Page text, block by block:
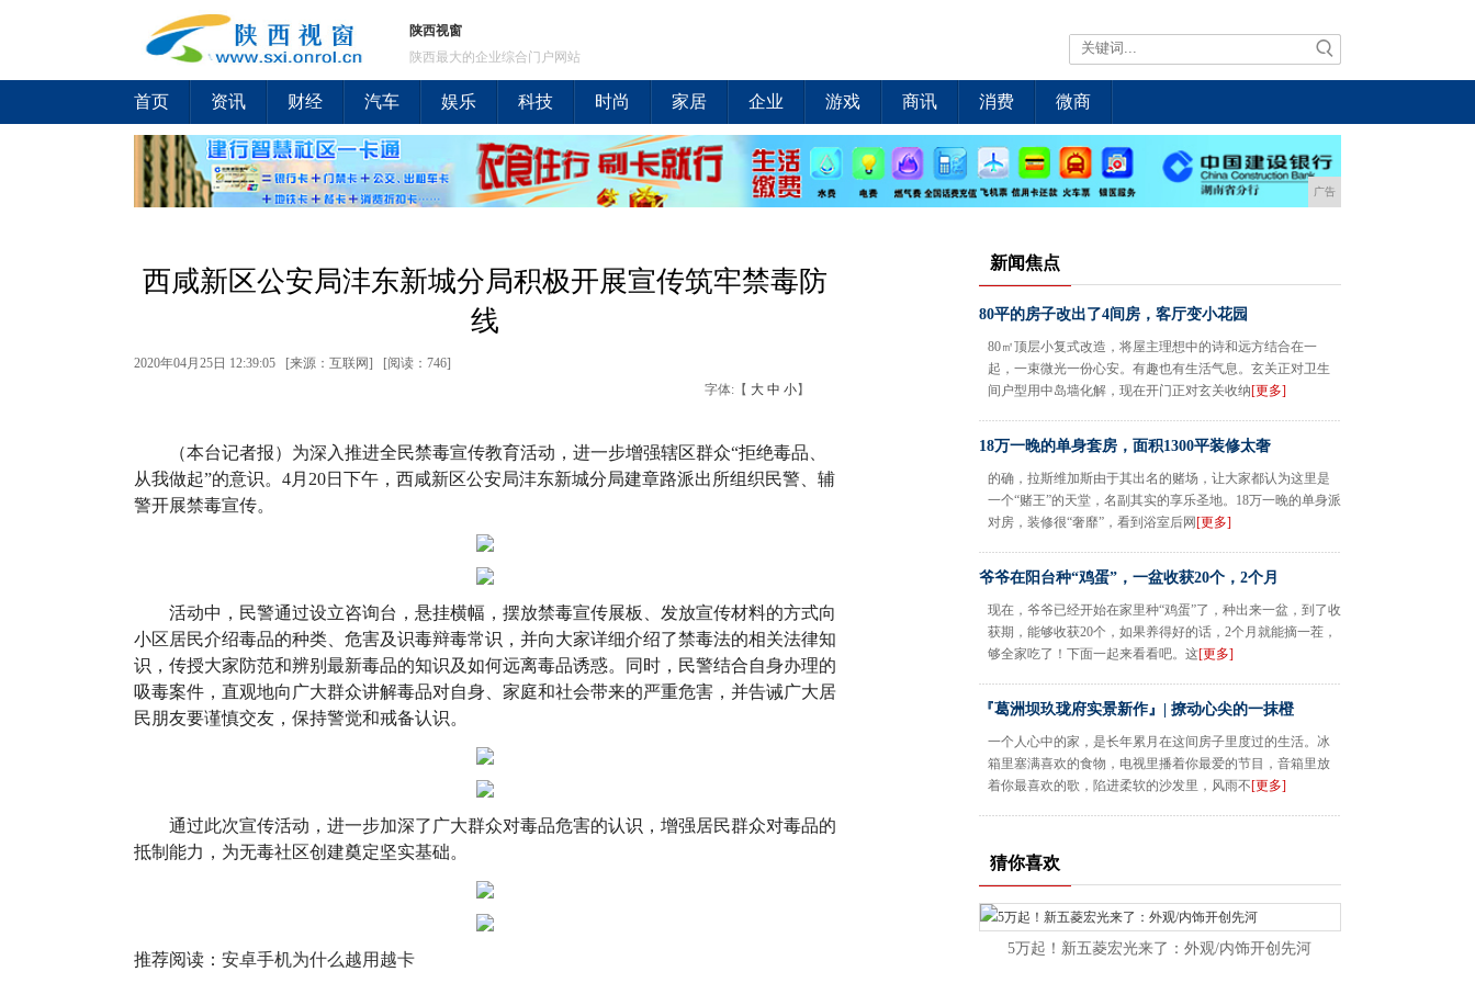
陕西视窗
陕西最大的企业综合门户网站
首页 资讯 财经 汽车 娱乐 科技 时尚 家居 企业 游戏 商讯 消费 微商
广告
西咸新区公安局沣东新城分局积极开展宣传筑牢禁毒防
线
2020年04月25日 12:39:05 [来源：互联网] [阅读：746]
字体:【 大 中 小】
（本台记者报）为深入推进全民禁毒宣传教育活动，进一步增强辖区群众“拒绝毒品、
从我做起”的意识。4月20日下午，西咸新区公安局沣东新城分局建章路派出所组织民警、辅
警开展禁毒宣传。
活动中，民警通过设立咨询台，悬挂横幅，摆放禁毒宣传展板、发放宣传材料的方式向
小区居民介绍毒品的种类、危害及识毒辩毒常识，并向大家详细介绍了禁毒法的相关法律知
识，传授大家防范和辨别最新毒品的知识及如何远离毒品诱惑。同时，民警结合自身办理的
吸毒案件，直观地向广大群众讲解毒品对自身、家庭和社会带来的严重危害，并告诫广大居
民朋友要谨慎交友，保持警觉和戒备认识。
通过此次宣传活动，进一步加深了广大群众对毒品危害的认识，增强居民群众对毒品的
抵制能力，为无毒社区创建奠定坚实基础。
推荐阅读： 安卓手机为什么越用越卡
新闻焦点
80平的房子改出了4间房，客厅变小花园
80㎡顶层小复式改造，将屋主理想中的诗和远方结合在一
起，一束微光一份心安。有趣也有生活气息。玄关正对卫生
间户型用中岛墙化解，现在开门正对玄关收纳[更多]
18万一晚的单身套房，面积1300平装修太奢
的确，拉斯维加斯由于其出名的赌场，让大家都认为这里是
一个“赌王”的天堂，名副其实的享乐圣地。18万一晚的单身派
对房，装修很“奢靡”，看到浴室后网 [更多]
爷爷在阳台种“鸡蛋”，一盆收获20个，2个月
现在，爷爷已经开始在家里种“鸡蛋”了，种出来一盆，到了收
获期，能够收获20个，如果养得好的话，2个月就能摘一茬，
够全家吃了！下面一起来看看吧。这[更多]
『葛洲坝玖珑府实景新作』| 撩动心尖的一抹橙
一个人心中的家，是长年累月在这间房子里度过的生活。冰
箱里塞满喜欢的食物，电视里播着你最爱的节目，音箱里放
着你最喜欢的歌，陷进柔软的沙发里，风雨不[更多]
猜你喜欢
5万起！新五菱宏光来了：外观/内饰开创先河